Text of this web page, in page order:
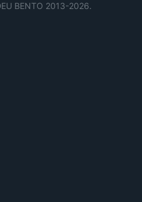
BENTO 2013-2026.